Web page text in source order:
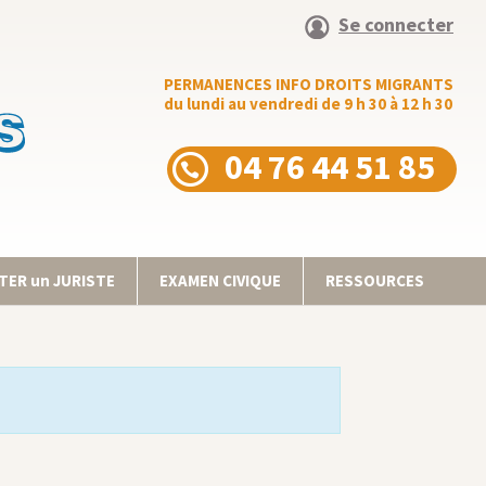
Se connecter
PERMANENCES INFO DROITS MIGRANTS
du lundi au vendredi de 9 h 30 à 12 h 30
04 76 44 51 85
un JURISTE EXAMEN CIVIQUE RESSOURCES